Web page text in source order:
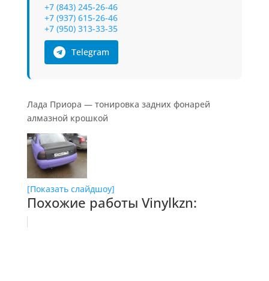
+7 (843) 245-26-46
+7 (937) 615-26-46
+7 (950) 313-33-35
Telegram
Лада Приора — тонировка задних фонарей
алмазной крошкой
[Показать слайдшоу]
Похожие работы Vinylkzn: